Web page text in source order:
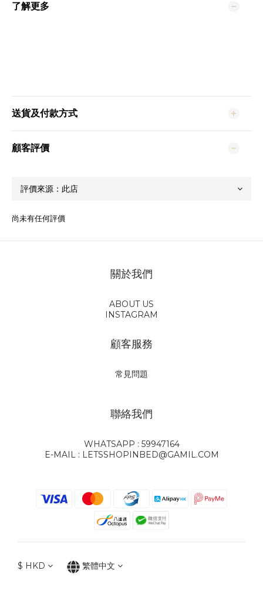
了解更多
送貨及付款方式
顧客評價
尚未有任何評價
關於我們
ABOUT US
INSTAGRAM
顧客服務
常見問題
聯絡我們
WHATSAPP : 59947164
E-MAIL : LETSSHOPINBED@GAMIL.COM
$ HKD 繁體中文